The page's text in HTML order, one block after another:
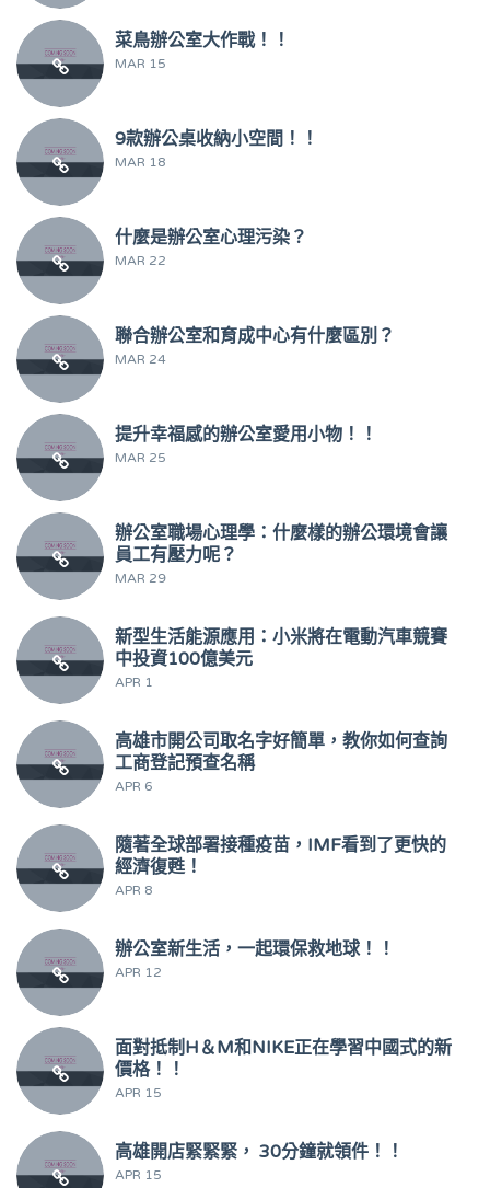
菜鳥辦公室大作戰！！
MAR 15
9款辦公桌收納小空間！！
MAR 18
什麼是辦公室心理污染？
MAR 22
聯合辦公室和育成中心有什麼區別？
MAR 24
提升幸福感的辦公室愛用小物！！
MAR 25
辦公室職場心理學：什麼樣的辦公環境會讓
員工有壓力呢？
MAR 29
新型生活能源應用：小米將在電動汽車競賽
中投資100億美元
APR 1
高雄市開公司取名字好簡單，教你如何查詢
工商登記預查名稱
APR 6
隨著全球部署接種疫苗，IMF看到了更快的
經濟復甦！
APR 8
辦公室新生活，一起環保救地球！！
APR 12
面對抵制H＆M和NIKE正在學習中國式的新
價格！！
APR 15
高雄開店緊緊緊， 30分鐘就領件！！
APR 15